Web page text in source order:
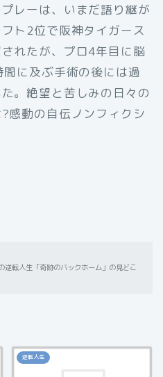
レーは、いまだ語り継が
ト2位で阪神タイガース
れたが、プロ4年目に脳
に及ぶ手術の後には過
。絶望と苦しみの日々の
感動の自伝ノンフィクシ
逆転人生「奇跡のバックホーム」の見どこ
逆転人生